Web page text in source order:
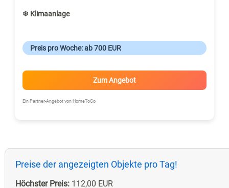
❄ Klimaanlage
Preis pro Woche: ab 700 EUR
Zum Angebot
Ein Partner-Angebot von HomeToGo
Preise der angezeigten Objekte pro Tag!
Höchster Preis:112,00 EUR